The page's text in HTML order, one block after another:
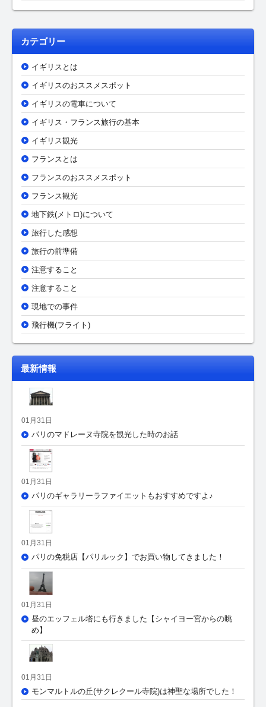
カテゴリー
イギリスとは
イギリスのおススメスポット
イギリスの電車について
イギリス・フランス旅行の基本
イギリス観光
フランスとは
フランスのおススメスポット
フランス観光
地下鉄(メトロ)について
旅行した感想
旅行の前準備
注意すること
注意すること
現地での事件
飛行機(フライト)
最新情報
01月31日
パリのマドレーヌ寺院を観光した時のお話
01月31日
パリのギャラリーラファイエットもおすすめですよ♪
01月31日
パリの免税店【パリルック】でお買い物してきました！
01月31日
昼のエッフェル塔にも行きました【シャイヨー宮からの眺
め】
01月31日
モンマルトルの丘(サクレクール寺院)は神聖な場所でした！